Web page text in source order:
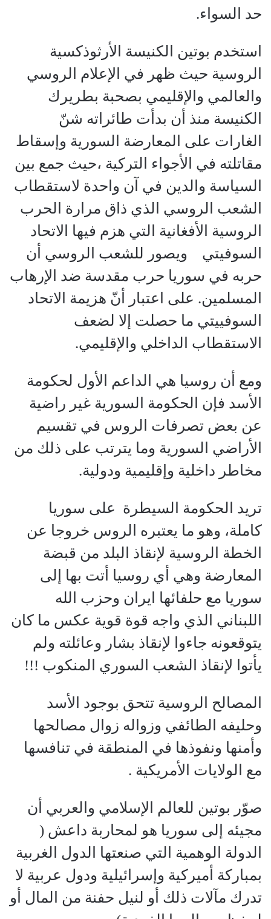
حد السواء.
استخدم بوتين الكنيسة الأرثوذكسية
الروسية حيث ظهر في الإعلام الروسي
والعالمي والإقليمي بصحبة بطريرك
الكنيسة منذ أن بدأت طائراته شنّ
الغارات على المعارضة السورية وإسقاط
مقاتلته في الأجواء التركية ،حيث جمع بين
السياسة والدين في آن واحدة لاستقطاب
الشعب الروسي الذي ذاق مرارة الحرب
الروسية الأفغانية التي هزم فيها الاتحاد
السوفيتي ويصور للشعب الروسي أن
حربه في سوريا حرب مقدسة ضد الإرهاب
المسلمين. على اعتبار أنّ هزيمة الاتحاد
السوفييتي ما حصلت إلا لضعف
الاستقطاب الداخلي والإقليمي.
ومع أن روسيا هي الداعم الأول لحكومة
الأسد فإن الحكومة السورية غير راضية
عن بعض تصرفات الروس في تقسيم
الأراضي السورية وما يترتب على ذلك من
مخاطر داخلية وإقليمية ودولية.
تريد الحكومة السيطرة على سوريا
كاملة، وهو ما يعتبره الروس خروجا عن
الخطة الروسية لإنقاذ البلد من قبضة
المعارضة وهي أي روسيا أتت بها إلى
سوريا مع حلفائها ايران وحزب الله
اللبناني الذي واجه قوة قوية عكس ما كان
يتوقعونه جاءوا لإنقاذ بشار وعائلته ولم
يأتوا لإنقاذ الشعب السوري المنكوب !!!
المصالح الروسية تتحق بوجود الأسد
وحليفه الطائفي وزواله زوال مصالحها
وأمنها ونفوذها في المنطقة في تنافسها
مع الولايات الأمريكية .
صوّر بوتين للعالم الإسلامي والعربي أن
مجيئه إلى سوريا هو لمحاربة داعش (
الدولة الوهمية التي صنعتها الدول الغربية
بمباركة أميركية وإسرائيلية ودول عربية لا
تدرك مآلات ذلك أو لنيل حفنة من المال أو